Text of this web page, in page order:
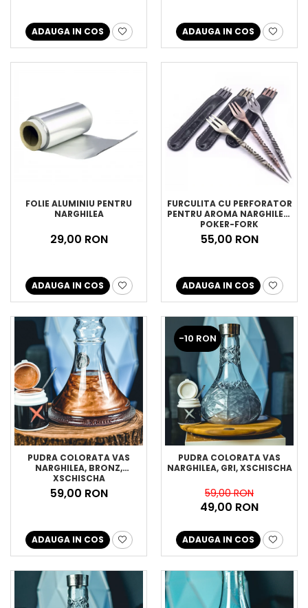
ADAUGA IN COS ADAUGA IN COS
FOLIE ALUMINIU PENTRU
NARGHILEA
29,00 RON
ADAUGA IN COS
FURCULITA CU PERFORATOR
PENTRU AROMA NARGHILEA,
POKER-FORK
55,00 RON
ADAUGA IN COS
PUDRA COLORATA VAS
NARGHILEA, BRONZ,
XSCHISCHA
59,00 RON
ADAUGA IN COS
-10 RON
PUDRA COLORATA VAS
NARGHILEA, GRI, XSCHISCHA
59,00 RON
49,00 RON
ADAUGA IN COS